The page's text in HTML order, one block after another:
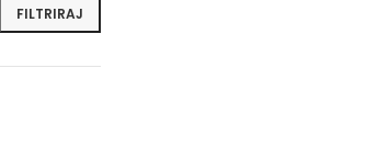
FILTRIRAJ